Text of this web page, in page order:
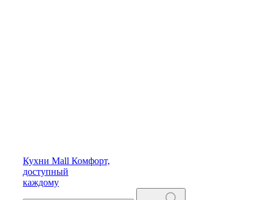
Кухни Mall Комфорт,
доступный
каждому